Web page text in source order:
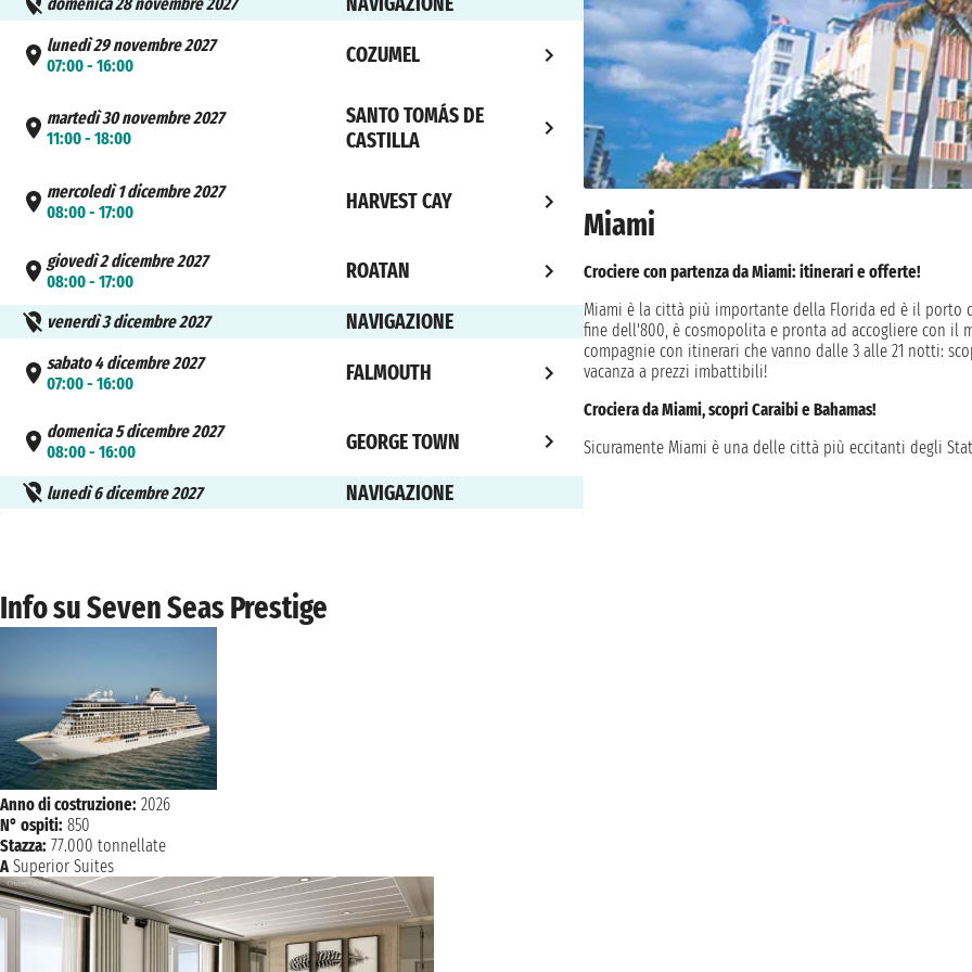
lunedì 29 novembre 2027
07:00 - 16:00
COZUMEL
martedì 30 novembre 2027
11:00 - 18:00
SANTO TOMÁS DE
CASTILLA
mercoledì 1 dicembre 2027
08:00 - 17:00
HARVEST CAY
giovedì 2 dicembre 2027
08:00 - 17:00
ROATAN
venerdì 3 dicembre 2027 NAVIGAZIONE
sabato 4 dicembre 2027
07:00 - 16:00
FALMOUTH
domenica 5 dicembre 2027
08:00 - 16:00
GEORGE TOWN
lunedì 6 dicembre 2027 NAVIGAZIONE
Miami
Crociere con partenza da Miami: itinerari e offerte!
Miami è la città più importante della Florida ed è il porto
fine dell'800, è cosmopolita e pronta ad accogliere con
compagnie con itinerari che vanno dalle 3 alle 21 notti:
vacanza a prezzi imbattibili!
Crociera da Miami, scopri Caraibi e Bahamas!
Sicuramente Miami è una delle città più eccitanti degli
Da Miami salpano le navi delle migliori compagnie come
la Costa Maya fino ad arrivare a Los Angeles, un
Info su Seven Seas Prestige
Anno di costruzione: 2026
N° ospiti: 850
Stazza: 77.000 tonnellate
A Superior Suites